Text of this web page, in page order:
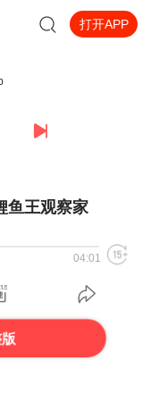
打开APP
鱼王观察家
04:01